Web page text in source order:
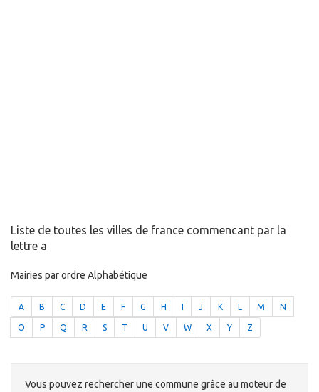
Liste de toutes les villes de france commencant par la
lettre a
Mairies par ordre Alphabétique
A B C D E F G H J K L M N
O P Q R S T U V W X Y Z
Vous pouvez rechercher une commune grâce au moteur de